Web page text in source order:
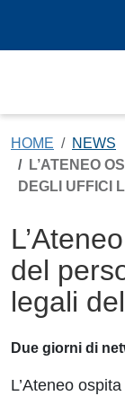
HOME
NEWS
L’ATENEO
DEGLI UFFICI
del
legali
Due giorni di
L’Ateneo